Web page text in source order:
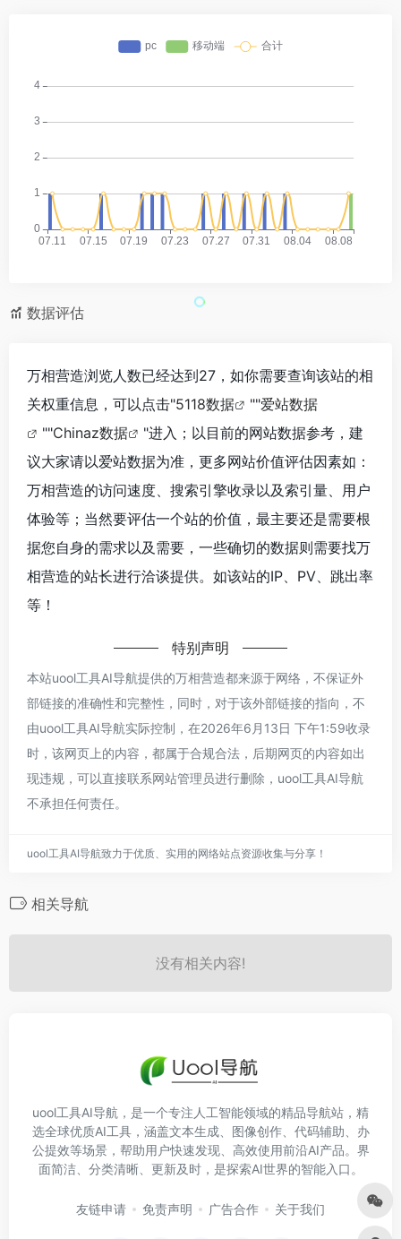
数据评估
万相营造浏览人数已经达到27，如你需要查询该站的相
关权重信息，可以点击"5118数据 ""爱站数据
""Chinaz数据
"进入；以目前的网站数据参考，建
议大家请以爱站数据为准，更多网站价值评估因素如：
万相营造的访问速度、搜索引擎收录以及索引量、用户
体验等；当然要评估一个站的价值，最主要还是需要根
据您自身的需求以及需要，一些确切的数据则需要找万
相营造的站长进行洽谈提供。如该站的IP、PV、跳出率
等！
特别声明
本站uool工具AI导航提供的万相营造都来源于网络，不保证外
部链接的准确性和完整性，同时，对于该外部链接的指向，不
由uool工具AI导航实际控制，在2026年6月13日 下午1:59收录
时，该网页上的内容，都属于合规合法，后期网页的内容如出
现违规，可以直接联系网站管理员进行删除，uool工具AI导航
不承担任何责任。
uool工具AI导航致力于优质、实用的网络站点资源收集与分享！
相关导航
没有相关内容!
uool工具AI导航，是一个专注人工智能领域的精品导航站，精
选全球优质AI工具，涵盖文本生成、图像创作、代码辅助、办
公提效等场景，帮助用户快速发现、高效使用前沿AI产品。界
面简洁、分类清晰、更新及时，是探索AI世界的智能入口。
友链申请 免责声明 广告合作 关于我们